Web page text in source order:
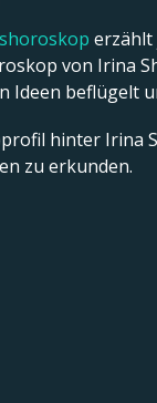
erzählt
von Irina
beflügelt
hinter Irina
zu erkunden.